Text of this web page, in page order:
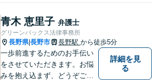
青木 恵里子 弁護士
グリーンバックス法律事務所
長野県|長野市 長野駅 から徒歩5分
一歩前進するためのお手伝い
をさせていただきます。お悩
みを抱え込まず、どうぞご相
詳細を見
る